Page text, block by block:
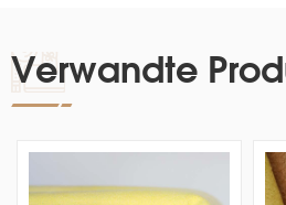
Verwandte